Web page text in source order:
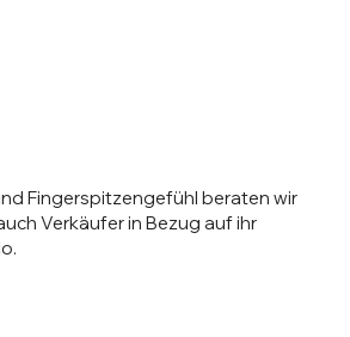
Fingerspitzengefühl beraten wir
Verkäufer in Bezug auf ihr